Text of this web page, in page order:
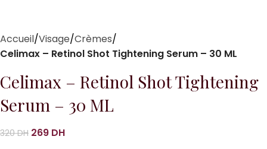
Accueil Visage Crèmes
Celimax – Retinol Shot Tightening Serum – 30 ML
Celimax – Retinol Shot Tightening
Serum – 30 ML
320DH 269 DH